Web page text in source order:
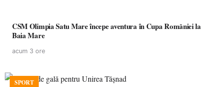
CSM Olimpia Satu Mare începe aventura în Cupa României la
Baia Mare
acum 3 ore
SPORT